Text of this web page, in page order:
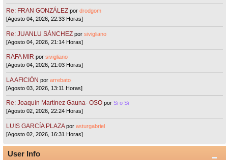
Re: FRAN GONZÁLEZ pordrodgom
[Agosto 04, 2026, 22:33 Horas]
Re: JUANLU SÁNCHEZ porsivigliano
[Agosto 04, 2026, 21:14 Horas]
RAFA MIR porsivigliano
[Agosto 04, 2026, 21:03 Horas]
LA AFICIÓN porarrebato
[Agosto 03, 2026, 13:11 Horas]
Re: Joaquín Martínez Gauna- OSO porSi o Si
[Agosto 02, 2026, 22:24 Horas]
LUIS GARCÍA PLAZA porasturgabriel
[Agosto 02, 2026, 16:31 Horas]
User Info